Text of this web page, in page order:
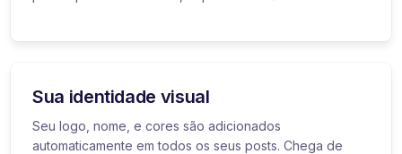
Sua identidade visual
Seu logo, nome, e cores são adicionados
automaticamente em todos os seus posts. Chega de